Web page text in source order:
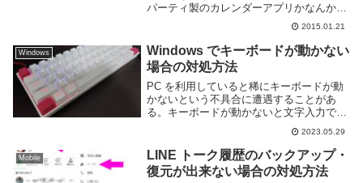
パーティ製のカレンダーアプリかなんかを
時計として使ってたのだがアンインストー
ルしたときに一緒に消えてしまったんだろ
う。これでは時間と日付を確認することが
できなく...
2015.01.21
Windows
Windows でキーボードが動かない
場合の対処方法
PC を利用していると稀にキーボードが動
かないという不具合に遭遇することがあ
る。キーボードが動かないと文字入力でき
ないだけでなく、ゲームを遊ぶことも難し
い。Windows でキーボードが動かない原
因には様々な要因が考えられる。このペー
ジでは...
2023.05.29
Mobile
LINE トーク履歴のバックアップ・
復元が出来ない場合の対処方法